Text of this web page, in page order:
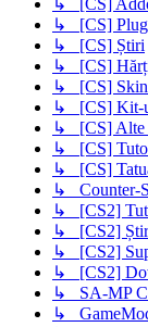
↳ [CS]
↳ [CS] Știri
↳ [CS]
↳ [CS]
↳ [CS] Kit-
↳ [CS] Alte
↳ [CS]
↳ [CS]
↳ Counter-
↳ [CS2]
↳ [CS2]
↳ [CS2]
↳ [CS2]
↳ SA-MP
↳